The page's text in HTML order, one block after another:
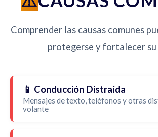
Comprender las causas comunes
protegerse y fortalecer su
📱 Conducción Distraída
Mensajes de texto, teléfonos y otras
volante